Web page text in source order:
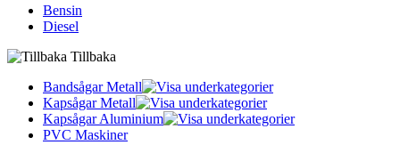
Bensin
Diesel
Tillbaka
Bandsågar Metall
Kapsågar Metall
Kapsågar Aluminium
PVC Maskiner